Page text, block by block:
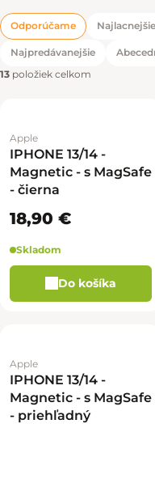
Radenie
Odporúčame Najlacnejšie
Najpredávanejšie
13 položiek celkom
Apple
IPHONE 13/14 -
Magnetic - s MagSafe
- čierna
18,90 €
Skladom
Do košíka
Apple
IPHONE 13/14 -
Magnetic - s MagSafe
- priehľadný